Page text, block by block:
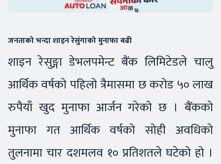
जनताको भन्दा शाइन रेसुंगाको मुनाफा बढी
शाइन रेसुङ्गा डेभलपमेन्ट बैंक लिमिटेडले चालु
आर्थिक वर्षको पहिलो त्रैमासमा छ करोड ५० लाख
रुपैयाँ खुद मुनाफा आर्जन गरेको छ । बैंकको
मुनाफा गत आर्थिक वर्षको सोही अवधिको
तुलनामा चार दशमलव १० प्रतिशतले घटेको हो ।